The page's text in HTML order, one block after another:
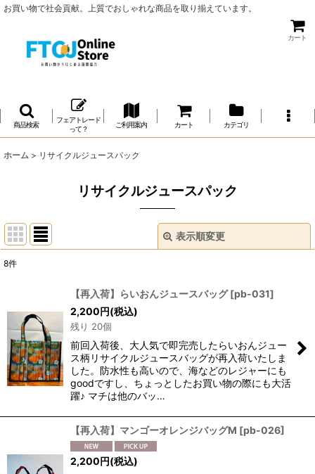
お買い物で社会貢献。上質でおしゃれな商品を取り揃えています。
カート
商品検索
フェアトレード
って？
ご利用案内 カート カテゴリ
ホーム > リサイクルジュースパック
リサイクルジュースパック
表示順変更
表示数:
並び順:
絞り込む
8件
【再入荷】らいおんジュースバッグ [pb-031]
2,200円(税込)
残り 20個
前回入荷後、大人気で即完売したらいおんジュー
ス柄リサイクルジュースバッグが再入荷いたしま
した。防水性も高いので、海などのレジャーにも
goodですし、ちょっとしたお買い物の際にも大活
躍♪ マチは他のバッ…
【再入荷】マンゴーオレンジバッグM [pb-026]
2,200円(税込)